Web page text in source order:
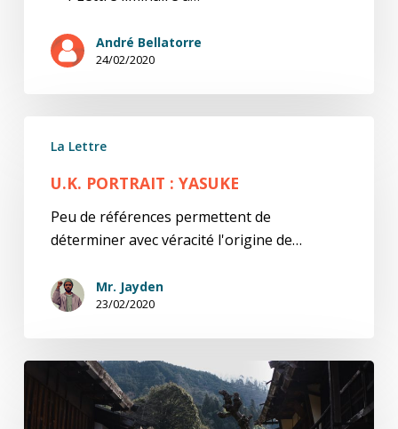
André Bellatorre
24/02/2020
Portrait
La Lettre
U.K. PORTRAIT : YASUKE
Peu de références permettent de
déterminer avec véracité l'origine de…
Mr. Jayden
23/02/2020
1
en